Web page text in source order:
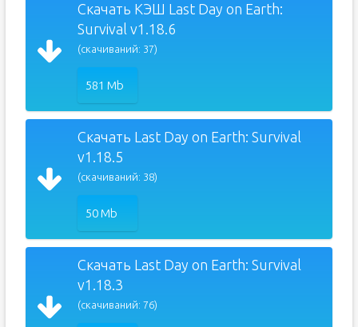
Скачать КЭШ Last Day on Earth:
Survival v1.18.6
(скачиваний: 37)
581 Mb
Скачать Last Day on Earth: Survival
v1.18.5
(скачиваний: 38)
50 Mb
Скачать Last Day on Earth: Survival
v1.18.3
(скачиваний: 76)